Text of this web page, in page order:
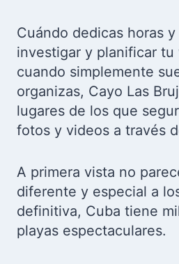
Cuándo dedicas horas y
investigar y planificar tu
cuando simplemente
organizas, Cayo Las
lugares de los que
fotos y videos a través
A primera vista no
diferente y especial a
definitiva, Cuba tiene
playas espectaculares.